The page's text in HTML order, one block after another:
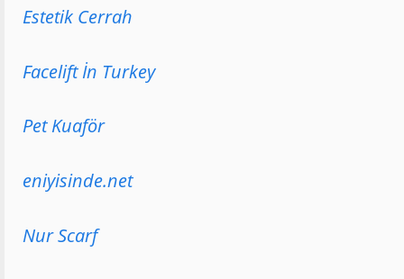
Estetik Cerrah
Facelift İn Turkey
Pet Kuaför
eniyisinde.net
Nur Scarf